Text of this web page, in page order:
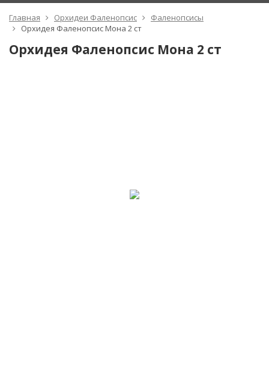
Главная Орхидеи Фаленопсис
Фаленопсисы
Орхидея Фаленопсис Мона 2 ст
Орхидея Фаленопсис Мона 2 ст